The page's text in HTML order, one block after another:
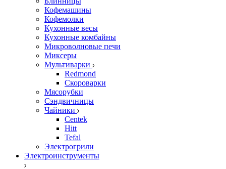
Кофемашины
Кофемолки
Кухонные весы
Кухонные комбайны
Микроволновые печи
Миксеры
Мультиварки
Redmond
Скороварки
Мясорубки
Сэндвичницы
Чайники
Centek
Hitt
Tefal
Электрогрили
Электроинструменты